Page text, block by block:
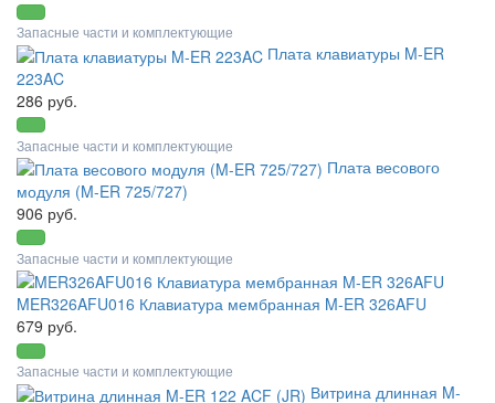
Запасные части и комплектующие
Плата клавиатуры M-ER
223AC
286 руб.
Запасные части и комплектующие
Плата весового
модуля (M-ER 725/727)
906 руб.
Запасные части и комплектующие
MER326AFU016 Клавиатура мембранная M-ER 326AFU
679 руб.
Запасные части и комплектующие
Витрина длинная M-